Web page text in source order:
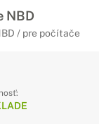
NBD
/ pre počítače